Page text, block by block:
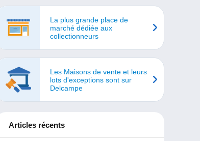
La plus grande place de
marché dédiée aux
collectionneurs
Les Maisons de vente et leurs
lots d'exceptions sont sur
Delcampe
Articles récents